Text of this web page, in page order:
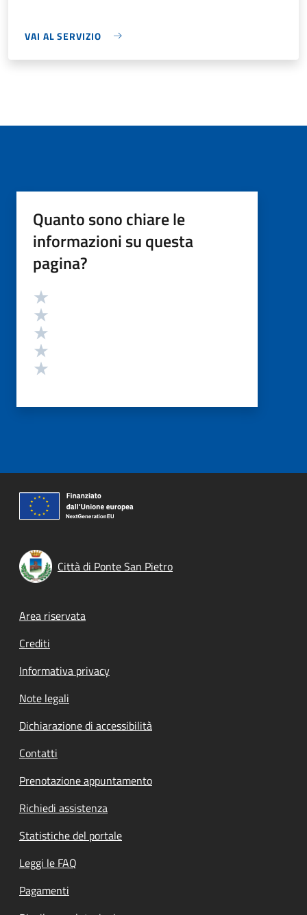
VAI AL SERVIZIO
Quanto sono chiare le
informazioni su questa
pagina?
Valutazione
Città di Ponte San Pietro
Footer menu
Area riservata
Crediti
Informativa privacy
Note legali
Dichiarazione di accessibilità
Contatti
Prenotazione appuntamento
Richiedi assistenza
Statistiche del portale
Leggi le FAQ
Pagamenti